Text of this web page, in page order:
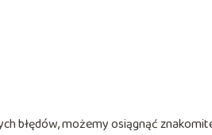
błędów, możemy osiągnąć